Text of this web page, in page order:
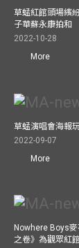
草蜢紅館頭場繽
子華蘇永康拍和
2022-10-28
More
草蜢演唱會海報
2022-09-07
More
Nowhere Boys
之卷》為觀眾紅